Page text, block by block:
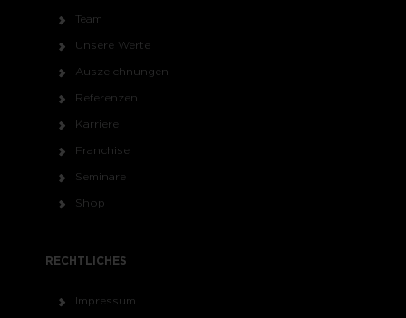
Team
Unsere Werte
Auszeichnungen
Referenzen
Karriere
Franchise
Seminare
Shop
RECHTLICHES
Impressum